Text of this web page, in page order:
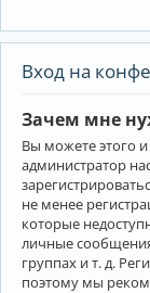
Вход на
Зачем мне
Вы можете этого и
администратор
не менее
которые
личные
группах и т. д.
поэтому мы